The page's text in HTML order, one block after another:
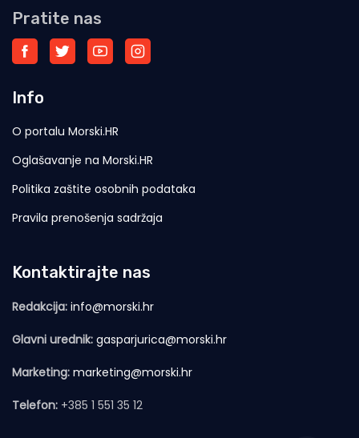
Pratite nas
Info
O portalu Morski.HR
Oglašavanje na Morski.HR
Politika zaštite osobnih podataka
Pravila prenošenja sadržaja
Kontaktirajte nas
Redakcija: info@morski.hr
Glavni urednik: gasparjurica@morski.hr
Marketing: marketing@morski.hr
Telefon: +385 1 551 35 12